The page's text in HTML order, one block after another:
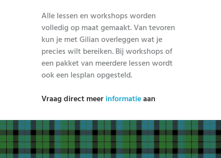
Alle lessen en workshops worden
volledig op maat gemaakt. Van tevoren
kun je met Gilian overleggen wat je
precies wilt bereiken. Bij workshops of
een pakket van meerdere lessen wordt
ook een lesplan opgesteld.
Vraag direct meerinformatieaan